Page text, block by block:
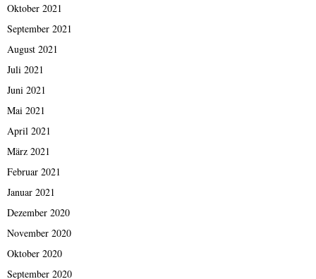
Oktober 2021
September 2021
August 2021
Juli 2021
Juni 2021
Mai 2021
April 2021
März 2021
Februar 2021
Januar 2021
Dezember 2020
November 2020
Oktober 2020
September 2020